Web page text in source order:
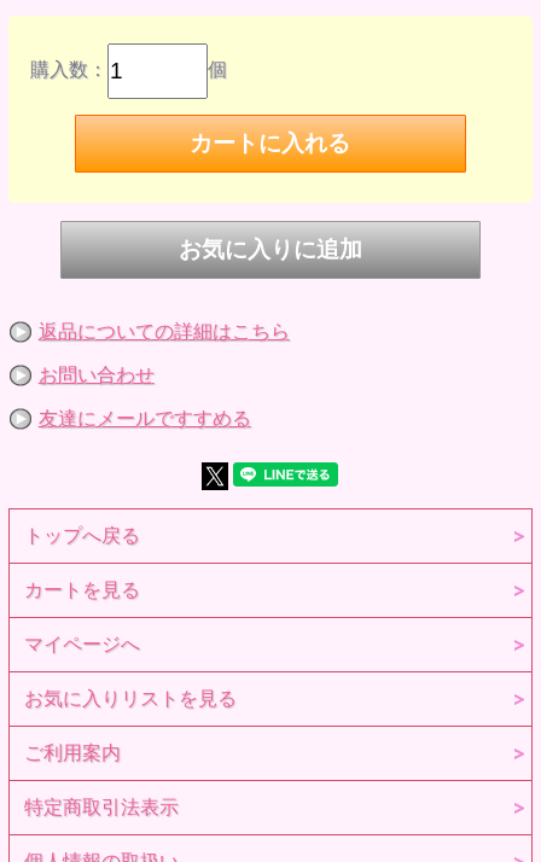
JAN 4571239257443
商品名 ジェリーフィッシュウィッグ ホワイト×ブルー
色 ホワイト×ブルー
品番 4726016
JAN 4571239257450
商品名 ジェリーフィッシュウィッグ ホワイト×シュガーピ
ンクミックス
品番 4726017
JAN 4571239257467
商品名 ジェリーフィッシュウィッグ ペールブロンド
素材 PVC、他
サイズ おでこちゃん、オデット、頭囲約７〜８インチ相当
のドール用
※参考画像です。
購入数： 個
返品についての詳細はこちら
お問い合わせ
友達にメールですすめる
トップへ戻る
カートを見る
マイページへ
お気に入りリストを見る
ご利用案内
特定商取引法表示